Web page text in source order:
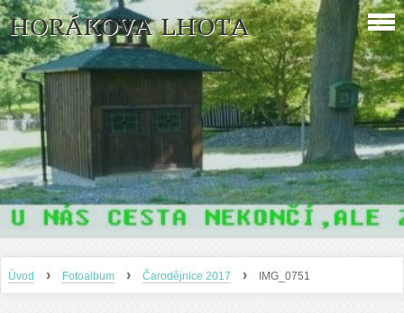
HORÁKOVA LHOTA
Úvod › Fotoalbum › Čarodějnice 2017 › IMG_0751